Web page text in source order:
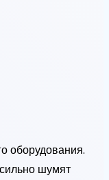
оборудования.
шумят